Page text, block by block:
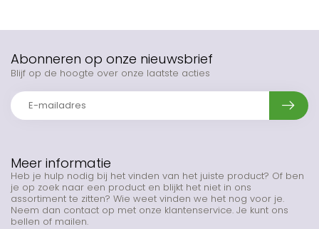
Meer informatie
Heb je hulp nodig bij het vinden van het juiste product? Of ben
je op zoek naar een product en blijkt het niet in ons
assortiment te zitten? Wie weet vinden we het nog voor je.
Neem dan contact op met onze klantenservice. Je kunt ons
bellen of mailen.
Abonneren op onze nieuwsbrief
Blijf op de hoogte over onze laatste acties